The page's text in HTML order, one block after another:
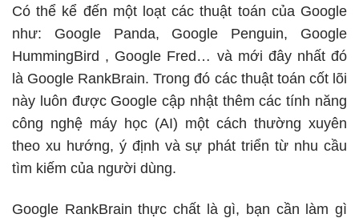
Có thể kể đến một loạt các thuật toán của Google
như: Google Panda, Google Penguin, Google
HummingBird , Google Fred… và mới đây nhất đó
là Google RankBrain. Trong đó các thuật toán cốt lõi
này luôn được Google cập nhật thêm các tính năng
công nghệ máy học (AI) một cách thường xuyên
theo xu hướng, ý định và sự phát triển từ nhu cầu
tìm kiếm của người dùng.
Google RankBrain thực chất là gì, bạn cần làm gì